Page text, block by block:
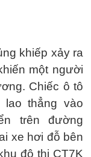
khiếp xảy ra
một người
Chiếc ô tô
thẳng vào
trên đường
xe hơi đỗ bên
đô thị CT7K